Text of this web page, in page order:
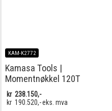
KAM-K2772
Kamasa Tools |
Momentnøkkel 120T
kr 238.150,-
kr 190.520,-eks. mva